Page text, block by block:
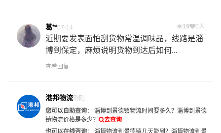
葛**07-14 19 0人
近期要发表面怕刮货物常温调味品，线路是淄
博到保定，麻烦说明货物到达后如何...
查看回复
港邦物流刚刚
您可以自助查询： 淄博到景德镇物流时间要多久？ 淄博到景德
镇物流价格是多少？
去查询
也可以在线咨询： 淄博物流到景德镇几天能到？ 淄博物流到景